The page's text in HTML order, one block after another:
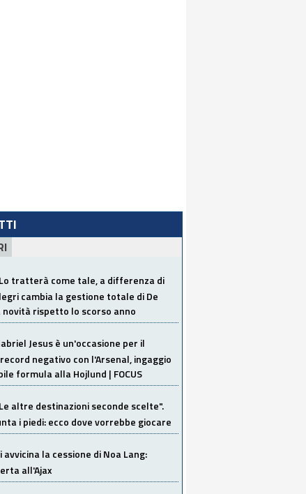
tratterà come tale, a differenza di
cambia la gestione totale di De
novità rispetto lo scorso anno
Jesus è un'occasione per il
negativo con l'Arsenal, ingaggio
formula alla Hojlund | FOCUS
altre destinazioni seconde scelte".
i piedi: ecco dove vorrebbe giocare
avvicina la cessione di Noa Lang:
all'Ajax